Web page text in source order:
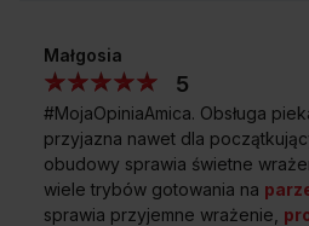
Małgosia
5
#MojaOpiniaAmica. Obsługa
przyjazna nawet dla
obudowy sprawia świetne
wiele trybów gotowania na
sprawia przyjemne wrażenie,